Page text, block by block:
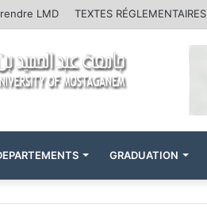
LMD TEXTES RÉGLEMENTAIRES
GRADUATION